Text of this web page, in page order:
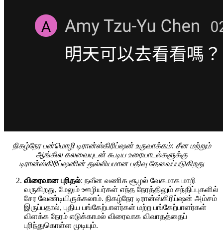
நிகழ்நேர பன்மொழி டிரான்ஸ்கிரிப்ஷன் உருவாக்கம்: சீன மற்றும்
ஆங்கில கலவையுடன் கூடிய உரையாடல்களுக்கு
டிரான்ஸ்கிரிப்ஷனின் துல்லியமான பதிவு தேவைப்படுகிறது
விரைவான புரிதல்: நவீன வணிக சூழல் வேகமாக மாறி
வருகிறது, மேலும் ஊழியர்கள் எந்த நேரத்திலும் சந்திப்புகளில்
சேர வேண்டியிருக்கலாம். நிகழ்நேர டிரான்ஸ்கிரிப்ஷன் அம்சம்
இருப்பதால், புதிய பங்கேற்பாளர்கள் மற்ற பங்கேற்பாளர்கள்
விளக்க நேரம் எடுக்காமல் விரைவாக விவாதத்தைப்
புரிந்துகொள்ள முடியும்.